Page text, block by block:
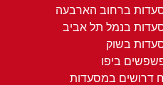
ברחוב הארבעה
בנמל תל אביב
בשוק
ביפו
דרושים במסעדות